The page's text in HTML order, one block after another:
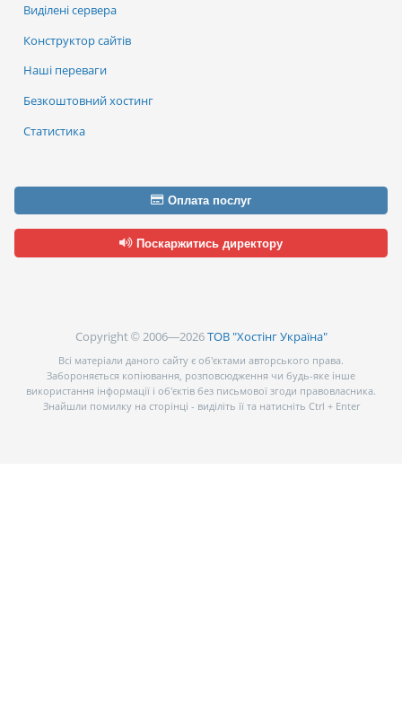
Виділені сервера
Конструктор сайтів
Наші переваги
Безкоштовний хостинг
Статистика
Оплата послуг
Поскаржитись директору
Copyright © 2006—2026ТОВ "Хостінг Україна"
Всі матеріали даного сайту є об’єктами авторського права.
Забороняється копіювання, розповсюдження чи будь-яке інше
використання інформації і об’єктів без письмової згоди правовласника.
Знайшли помилку на сторінці - виділіть її та натисніть Ctrl + Enter